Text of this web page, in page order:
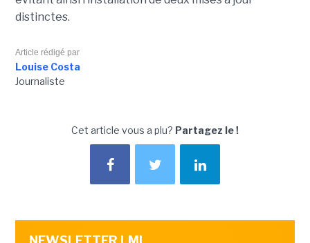
distinctes.
Article rédigé par
Louise Costa
Journaliste
Cet article vous a plu? Partagez le !